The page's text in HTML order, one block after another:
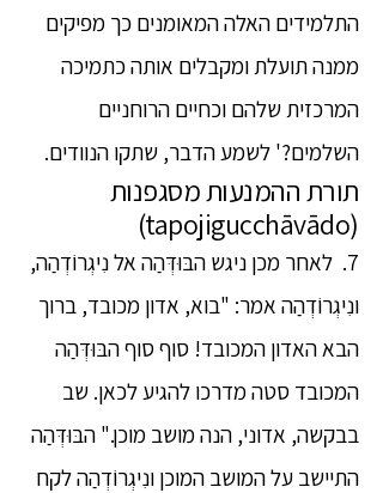
התלמידים האלה המאומנים כך מפיקים
ממנה תועלת ומקבלים אותה כתמיכה
המרכזית שלהם וכחיים הרוחניים
השלמים?' לשמע הדבר, שתקו הנוודים.
תורת ההמנעות מסגפנות
(tapojigucchāvādo)
7. לאחר מכן ניגש הבּוּדְּהַה אל נִיגְרוֹדְהַה,
ונִיגְרוֹדְהַה אמר: "בוא, אדון מכובד, ברוך
הבא האדון המכובד! סוף סוף הבּוּדְּהַה
המכובד סטה מדרכו להגיע לכאן. שב
בבקשה, אדוני, הנה מושב מוכן." הבּוּדְּהַה
התיישב על המושב המוכן ונִיגְרוֹדְהַה לקח